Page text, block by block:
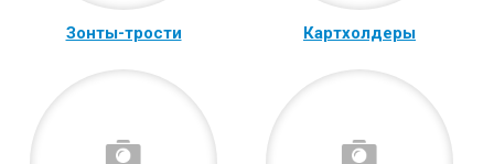
Зонты-трости Картхолдеры